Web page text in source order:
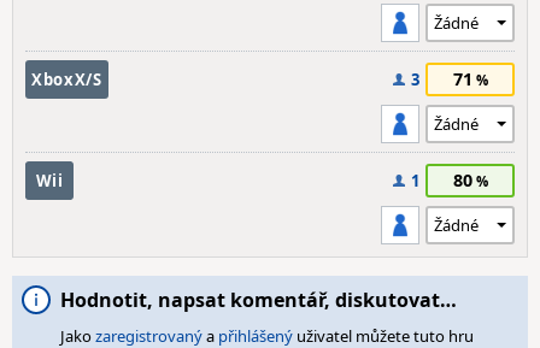
XboxX/S 3 71
Wii 1 80
Hodnotit, napsat komentář, diskutovat…
Jakozaregistrovanýa přihlášený uživatel můžete tuto hru